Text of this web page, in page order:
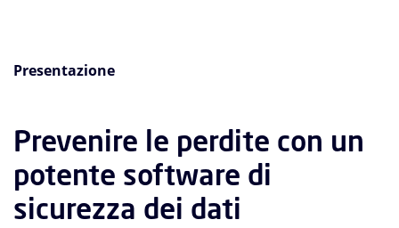
Presentazione
Prevenire le perdite con un
potente software di
sicurezza dei dati